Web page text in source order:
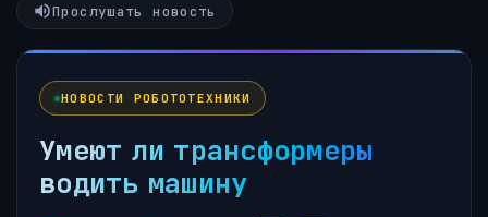
Прослушать новость
НОВОСТИ РОБОТОТЕХНИКИ
Умеют ли трансформеры
водить машину